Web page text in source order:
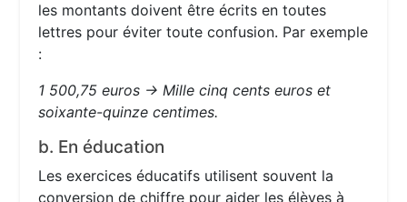
les montants doivent être écrits en toutes
lettres pour éviter toute confusion. Par exemple
:
1 500,75 euros → Mille cinq cents euros et
soixante-quinze centimes.
b. En éducation
Les exercices éducatifs utilisent souvent la
conversion de chiffre pour aider les élèves à